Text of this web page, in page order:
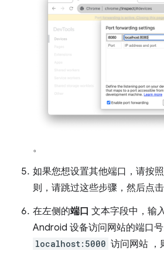
。
如果您想设置其他端口，请按
则，请跳过这些步骤，然后点击
在左侧的端口 文本字段中，输
Android 设备访问网站的端口
localhost:5000 访问网站 ，